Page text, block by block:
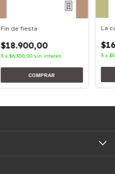
Fin de fiesta
$18.900,00
3 x$6.300,00 sin interés
La
3 x